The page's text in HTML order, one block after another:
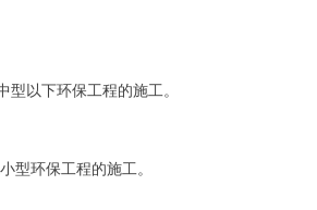
以下环保工程的施工。
型环保工程的施工。